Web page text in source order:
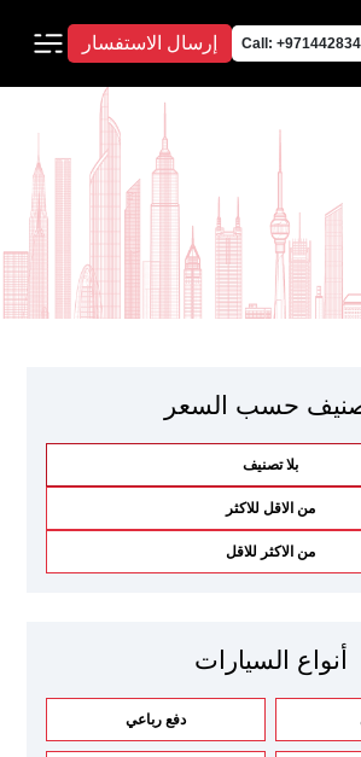
Call: إرسال الاستفسار
حسب السعر
بلا تصنيف
من الاقل للاكثر
من الاكثر للاقل
أنواع السيارات
دفع رباعي